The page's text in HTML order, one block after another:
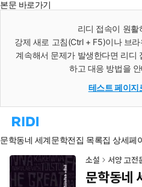
본문 바로가기
리디 접속이 원활
강제 새로 고침(Ctrl + F5)이나 브
계속해서 문제가 발생한다면 리디
하고 대응 방법을
테스트 페이지
리
홈
로
이
동
문학동네 세계문학전집 목록집 상세페
소설 서양 고전
문학동네